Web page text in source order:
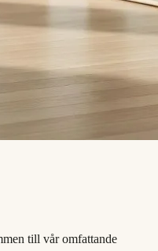
till vår omfattande